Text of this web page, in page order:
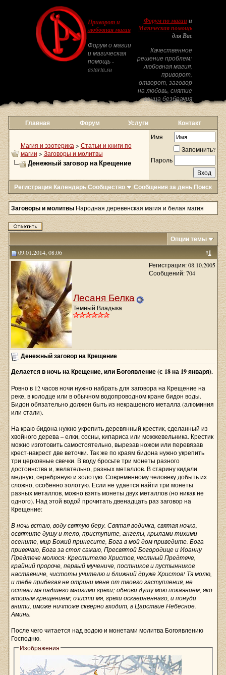
Приворот и
любовная магия
Форум о магии
и магическая
помощь -
astarta.su
Форум по магиии
Магическая помощь
для Вас
Качественное
решение проблем:
любовная магия,
приворот,
отворот, заговор
на любовь, снятие
венца безбрачия
Главная Форум Услуги Контакт
Магия и эзотерика > Статьи и книги по
магии > Заговоры и молитвы
Денежный заговор на Крещение
Имя
Запомнить?
Пароль
Регистрация КалендарьСообщество Сообщения за день Поиск
Заговоры и молитвы Народная деревенская магия и белая магия
Опции темы
#1
09.01.2014, 08:06
Лесаня Белка
Темный Владыка
Регистрация: 08.10.2005
Сообщений: 704
Денежный заговор на Крещение
Делается в ночь на Крещение, или Богоявление (с 18 на 19 января).
Ровно в 12 часов ночи нужно набрать для заговора на Крещение на
реке, в колодце или в обычном водопроводном кране бидон воды.
Бидон обязательно должен быть из некрашеного металла (алюминия
или стали).
На краю бидона нужно укрепить деревянный крестик, сделанный из
хвойного дерева – елки, сосны, кипариса или можжевельника. Крестик
можно изготовить самостоятельно, вырезав ножом или перевязав
крест‑накрест две веточки. Так же по краям бидона нужно укрепить
три церковные свечки. В воду бросьте три монеты разного
достоинства и, желательно, разных металлов. В старину кидали
медную, серебряную и золотую. Современному человеку добыть их
сложно, особенно золотую. Если не удается найти три монеты
разных металлов, можно взять монеты двух металлов (но никак не
одного). Над этой водой прочитать двенадцать раз заговор на
Крещение:
В ночь встаю, воду святую беру. Святая водичка, святая ночка,
освятите душу и тело, приступите, ангелы, крылами тихими
осените, мир Божий принесите, Бога в мой дом приведите. Бога
привечаю, Бога за стол сажаю, Пресвятой Богородице и Иоанну
Предтече молюся: Крестителю Христов, честный Предтече,
крайний пророче, первый мучениче, постников и пустынников
наставниче, чистоты учителю и ближний друже Христов! Тя молю,
и тебе прибегая не отрини мене от твоего заступления, не
остави мя падшего многими грехи; обнови душу мою покаянием, яко
вторым крещением; очисти мя, грехи оскверненнаго, и понуди
внити, иможе ничтоже скверно входит, в Царствие Небесное.
Аминь.
После чего читается над водою и монетами молитва Богоявлению
Господню.
Изображения